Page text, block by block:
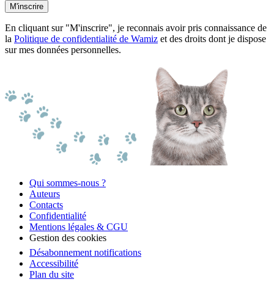
M'inscrire
En cliquant sur "M'inscrire", je reconnais avoir pris connaissance de
la Politique de confidentialité de Wamiz et des droits dont je dispose
sur mes données personnelles.
Qui sommes-nous ?
Auteurs
Contacts
Confidentialité
Mentions légales & CGU
Gestion des cookies
Désabonnement notifications
Accessibilité
Plan du site